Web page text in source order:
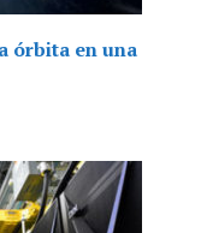
órbita en una